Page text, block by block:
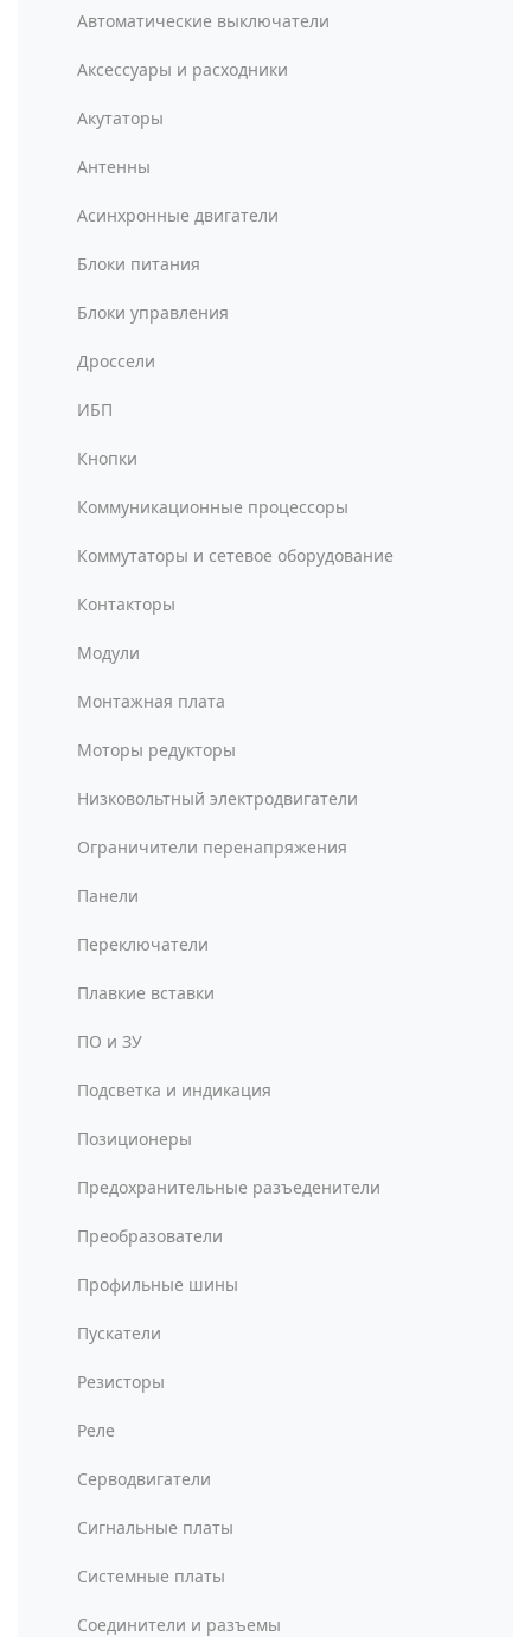
Автоматические выключатели
Аксессуары и расходники
Акутаторы
Антенны
Асинхронные двигатели
Блоки питания
Блоки управления
Дроссели
ИБП
Кнопки
Коммуникационные процессоры
Коммутаторы и сетевое оборудование
Контакторы
Модули
Монтажная плата
Моторы редукторы
Низковольтный электродвигатели
Ограничители перенапряжения
Панели
Переключатели
Плавкие вставки
ПО и ЗУ
Подсветка и индикация
Позиционеры
Предохранительные разъеденители
Преобразователи
Профильные шины
Пускатели
Резисторы
Реле
Серводвигатели
Сигнальные платы
Системные платы
Соединители и разъемы